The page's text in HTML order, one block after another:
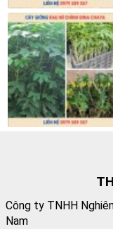
Công ty TNHH
Nam